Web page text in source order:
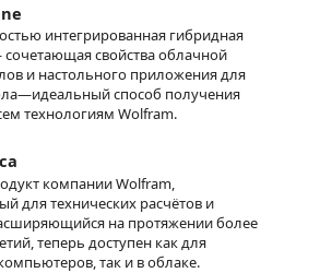
интегрированная гибридная
свойства облачной
и настольного приложения для
способ получения
технологиям Wolfram.
компании Wolfram,
для технических расчётов и
на протяжении более
теперь доступен как для
так и в облаке.